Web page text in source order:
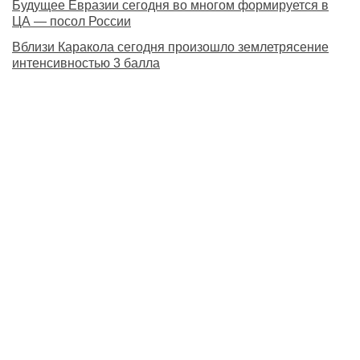
Будущее Евразии сегодня во многом формируется в
ЦА — посол России
Вблизи Каракола сегодня произошло землетрясение
интенсивностью 3 балла